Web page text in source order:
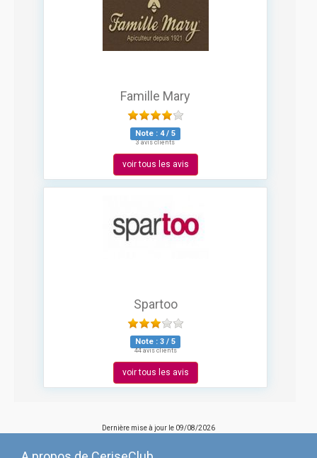
Famille Mary
Note : 4/ 5
3 avis clients
voir tous les avis
Spartoo
Note : 3 / 5
44 avis clients
voir tous les avis
Dernière mise à jour le 09/08/2026